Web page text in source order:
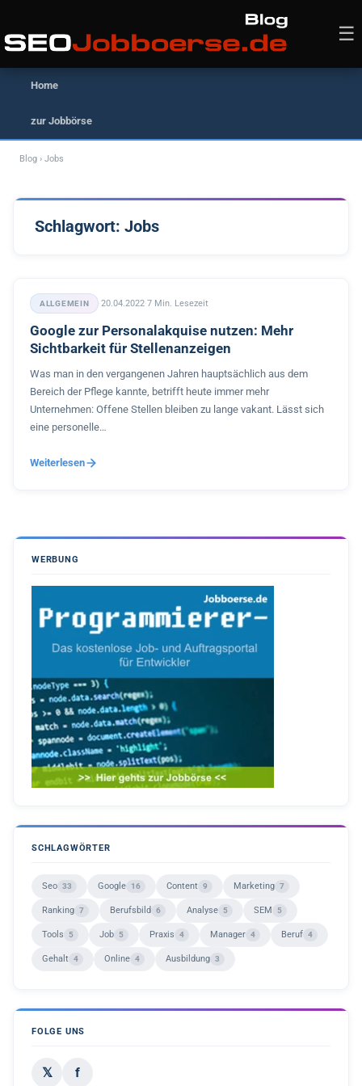
springen
☰
Home
zur Jobbörse
Blog › Jobs
Schlagwort: Jobs
ALLGEMEIN ·20.04.2022·7 Min. Lesezeit
Google zur Personalakquise nutzen: Mehr
Sichtbarkeit für Stellenanzeigen
Was man in den vergangenen Jahren hauptsächlich aus dem
Bereich der Pflege kannte, betrifft heute immer mehr
Unternehmen: Offene Stellen bleiben zu lange vakant. Lässt sich
eine personelle…
Weiterlesen
WERBUNG
SCHLAGWÖRTER
Seo 33 Google 16 Content 9 Marketing 7
Ranking 7 Berufsbild 6 Analyse 5 SEM 5
Tools 5 Job 5 Praxis 4 Manager 4 Beruf 4
Gehalt 4 Online 4 Ausbildung 3
FOLGE UNS
𝕏
X (Twitter)
fFacebook